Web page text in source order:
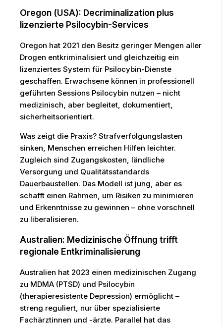
Oregon (USA): Decriminalization plus
lizenzierte Psilocybin-Services
Oregon hat 2021 den Besitz geringer Mengen aller
Drogen entkriminalisiert und gleichzeitig ein
lizenziertes System für Psilocybin-Dienste
geschaffen. Erwachsene können in professionell
geführten Sessions Psilocybin nutzen – nicht
medizinisch, aber begleitet, dokumentiert,
sicherheitsorientiert.
Was zeigt die Praxis? Strafverfolgungslasten
sinken, Menschen erreichen Hilfen leichter.
Zugleich sind Zugangskosten, ländliche
Versorgung und Qualitätsstandards
Dauerbaustellen. Das Modell ist jung, aber es
schafft einen Rahmen, um Risiken zu minimieren
und Erkenntnisse zu gewinnen – ohne vorschnell
zu liberalisieren.
Australien: Medizinische Öffnung trifft
regionale Entkriminalisierung
Australien hat 2023 einen medizinischen Zugang
zu MDMA (PTSD) und Psilocybin
(therapieresistente Depression) ermöglicht –
streng reguliert, nur über spezialisierte
Fachärztinnen und -ärzte. Parallel hat das